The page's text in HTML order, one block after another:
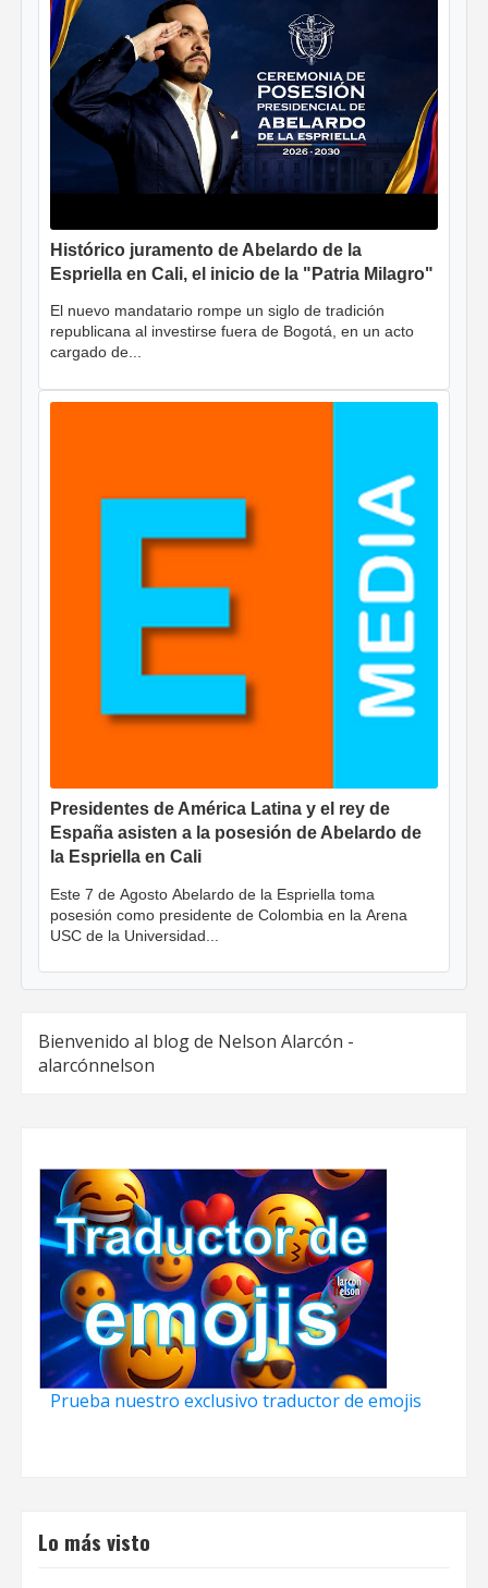
Histórico juramento de Abelardo de la
Espriella en Cali, el inicio de la "Patria Milagro"
El nuevo mandatario rompe un siglo de tradición
republicana al investirse fuera de Bogotá, en un acto
cargado de...
Presidentes de América Latina y el rey de
España asisten a la posesión de Abelardo de
la Espriella en Cali
Este 7 de Agosto Abelardo de la Espriella toma
posesión como presidente de Colombia en la Arena
USC de la Universidad...
Bienvenido al blog de Nelson Alarcón -
alarcónnelson
Prueba nuestro exclusivo traductor de emojis
Lo más visto